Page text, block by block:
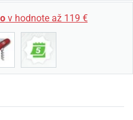
v hodnote až 119 €